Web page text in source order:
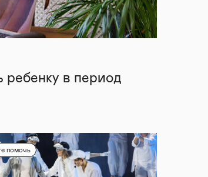
ребенку в период
помочь